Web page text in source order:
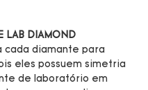
LAB DIAMOND
cada diamante para
eles possuem simetria
de laboratório em